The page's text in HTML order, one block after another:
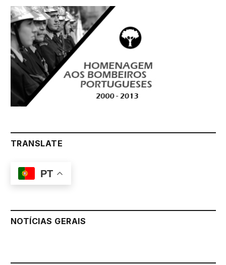
TRANSLATE
PT
NOTÍCIAS GERAIS